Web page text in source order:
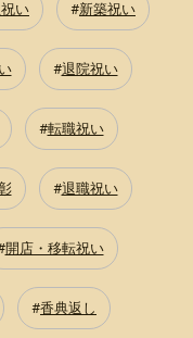
い 新築祝い
退院祝い
転職祝い
退職祝い
開店・移転祝い
香典返し